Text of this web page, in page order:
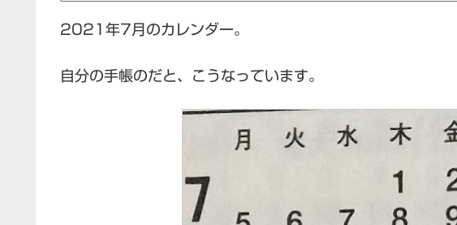
2021年7月のカレンダー。
自分の手帳のだと、こうなっています。